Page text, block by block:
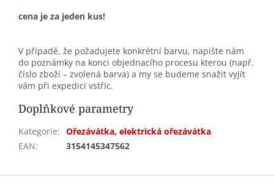
cena je za jeden kus!
V případě, že požadujete konkrétní barvu, napište nám
do poznámky na konci objednacího procesu kterou (např.
číslo zboží – zvolená barva) a my se budeme snažit vyjít
vám při expedici vstříc.
Doplňkové parametry
Kategorie: Ořezávátka, elektrická ořezávátka
EAN: 3154145347562
Z